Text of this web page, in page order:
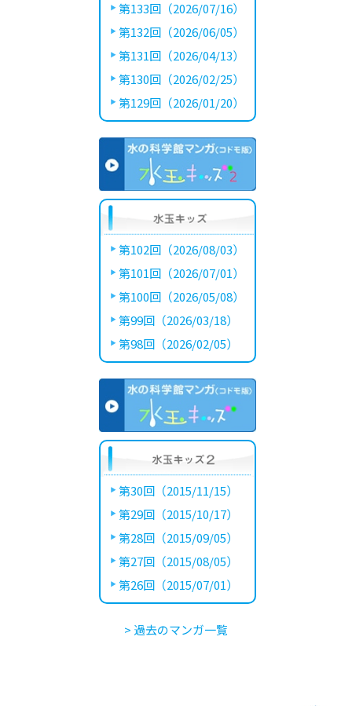
第133回（2026/07/16）
第132回（2026/06/05）
第131回（2026/04/13）
第130回（2026/02/25）
第129回（2026/01/20）
第102回（2026/08/03）
第101回（2026/07/01）
第100回（2026/05/08）
第99回（2026/03/18）
第98回（2026/02/05）
第30回（2015/11/15）
第29回（2015/10/17）
第28回（2015/09/05）
第27回（2015/08/05）
第26回（2015/07/01）
> 過去のマンガ一覧